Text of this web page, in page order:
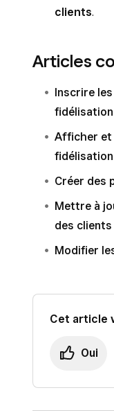
clients.
Articles
Inscrire
fidélisation
Afficher et
Créer des
Mettre à
des clients
Modifier
Cet article
Oui